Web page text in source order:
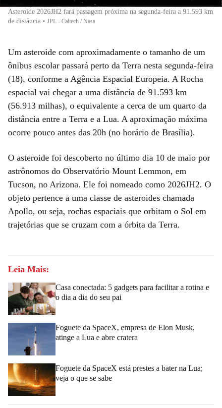
Asteroide 2026JH2 fará passagem próxima na segunda-feira a 91.593 km
de distância • JPL - Caltech / Nasa
Um asteroide com aproximadamente o tamanho de um
ônibus escolar passará perto da Terra nesta segunda-feira
(18), conforme a Agência Espacial Europeia. A Rocha
espacial vai chegar a uma distância de 91.593 km
(56.913 milhas), o equivalente a cerca de um quarto da
distância entre a Terra e a Lua. A aproximação máxima
ocorre pouco antes das 20h (no horário de Brasília).
O asteroide foi descoberto no último dia 10 de maio por
astrônomos do Observatório Mount Lemmon, em
Tucson, no Arizona. Ele foi nomeado como 2026JH2. O
objeto pertence a uma classe de asteroides chamada
Apollo, ou seja, rochas espaciais que orbitam o Sol em
trajetórias que se cruzam com a órbita da Terra.
Leia Mais:
Casa conectada: 5 gadgets para facilitar a rotina e
o dia a dia do seu pai
Foguete da SpaceX, empresa de Elon Musk,
atinge a Lua e abre cratera
Foguete da SpaceX está prestes a bater na Lua;
veja o que se sabe